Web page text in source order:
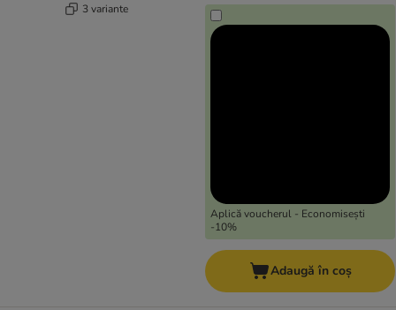
3 variante
Aplică voucherul - Economisești
-10%
Adaugă în coș